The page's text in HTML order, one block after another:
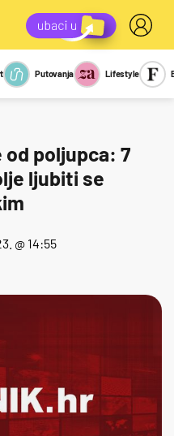
Kviz
Report
Putovanja Lifestyle
poljupca: 7
ljubiti se
@ 14:55